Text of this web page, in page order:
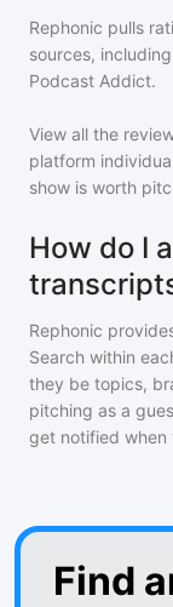
Rephonic pulls
sources,
Podcast Addict.
View all the
platform
show is worth
How do I
Rephonic
Search within
they be topics,
pitching as a
get notified when
Find